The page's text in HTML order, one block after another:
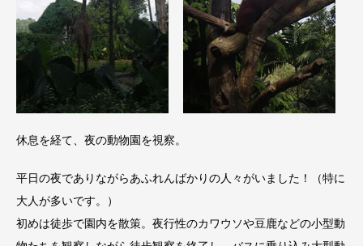
休息を経て、夜の動物園を視察。
平日の夜でありながらあふれんばかりの人々がいました！（特に
大人が多いです。）
初めは徒歩で園内を散策。夜行性のカワウソや豆鹿などの小型動